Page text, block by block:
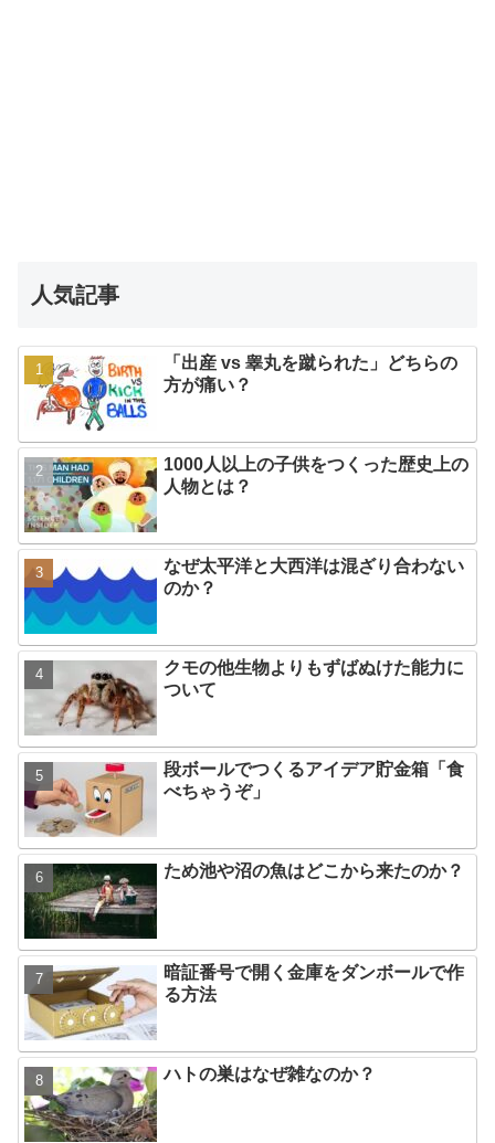
人気記事
「出産 vs 睾丸を蹴られた」どちらの
方が痛い？
1000人以上の子供をつくった歴史上の
人物とは？
なぜ太平洋と大西洋は混ざり合わない
のか？
クモの他生物よりもずばぬけた能力に
ついて
段ボールでつくるアイデア貯金箱「食
べちゃうぞ」
ため池や沼の魚はどこから来たのか？
暗証番号で開く金庫をダンボールで作
る方法
ハトの巣はなぜ雑なのか？